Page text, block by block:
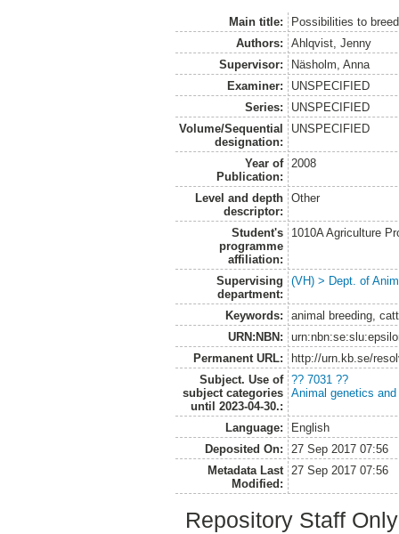
Main title:
Possibilities to
Authors:
Ahlqvist, Jenny
Supervisor:
Näsholm, Anna
Examiner:
UNSPECIFIED
Series:
UNSPECIFIED
Volume/Sequential
designation:
UNSPECIFIED
Year of
Publication:
2008
Level and depth
descriptor:
Other
Student's
programme
affiliation:
1010A Agriculture
Supervising
department:
(VH) > Dept. of
Keywords:
animal breeding,
URN:NBN:
Permanent URL:
http://urn.kb.se/
Subject. Use of
subject categories
until 2023-04-30.:
?? 7031 ??
Animal genetics and
Language:
English
Deposited On:
27 Sep 2017 07:56
Metadata Last
Modified:
27 Sep 2017 07:56
Repository Staff